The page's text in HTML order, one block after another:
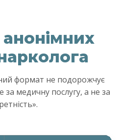
анонімних
формат не подорожчує
медичну послугу, а не за